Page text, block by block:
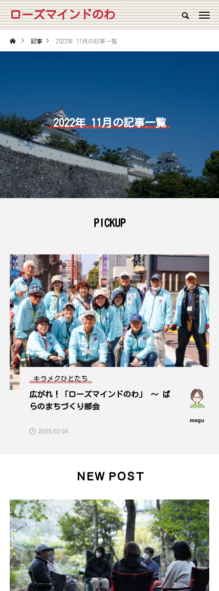
ローズマインドのわ
記事 2022年 11月の記事一覧
2022年 11月の記事一覧
PICKUP
キラメクひとたち
広がれ！「ローズマインドのわ」 ～ ば
らのまちづくり部会
megu
2025.02.04
ＮＥＷ ＰＯＳＴ